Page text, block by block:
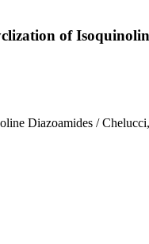
of
Diazoamides /